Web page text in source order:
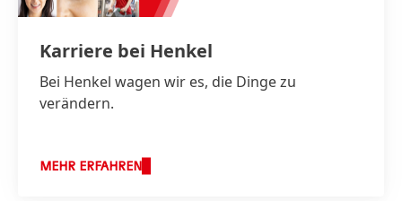
Karriere bei Henkel
Bei Henkel wagen wir es, die Dinge zu
verändern.
MEHR ERFAHREN